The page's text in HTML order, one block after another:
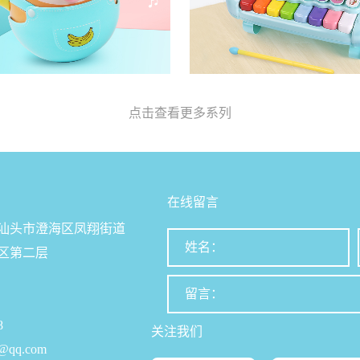
点击查看更多系列
头市澄海区凤翔街道
第二层
在线留言
关注我们